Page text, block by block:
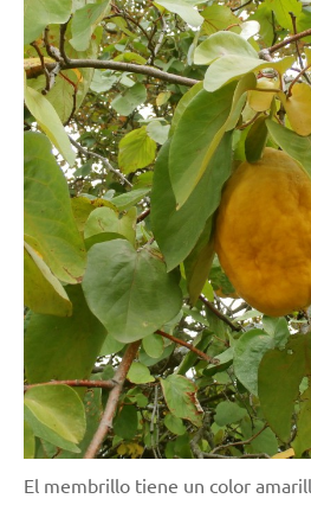
El membrillo tiene un color